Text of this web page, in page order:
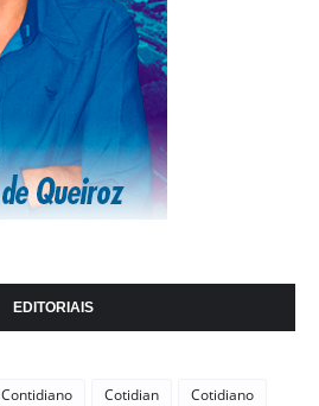
EDITORIAIS
Contidiano Cotidian Cotidiano